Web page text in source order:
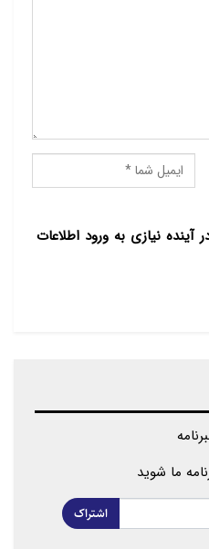
خصوص پس از شیوع ویروس
نیازی به ورود اطلاعات
ما شوید
اشتراک